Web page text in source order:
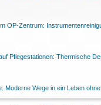
OP-Zentrum:
Pflegestationen: Thermische
Moderne Wege in ein Leben